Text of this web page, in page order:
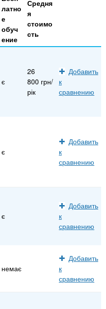
латно
е
обуч
ение
Средня
я
стоимо
сть
є
26
800 грн/
рік
Добавить
к
сравнению
є
Добавить
к
сравнению
є
Добавить
к
сравнению
немає
Добавить
к
сравнению